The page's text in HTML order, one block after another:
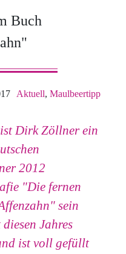
Buch
Aktuell, Maulbeertipp
Dirk Zöllner ein
2012
"Die fernen
sein
Jahres
ist voll gefüllt